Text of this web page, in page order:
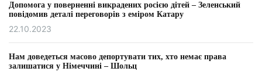
Допомога у поверненні викрадених росією дітей – Зеленський
повідомив деталі переговорів з еміром Катару
22.10.2023
Нам доведеться масово депортувати тих, хто немає права
залишатися у Німеччині – Шольц